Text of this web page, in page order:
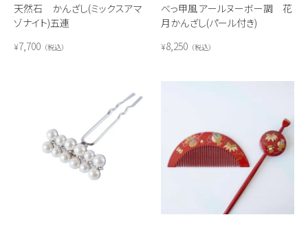
天然石 かんざし(ミックスアマ
ゾナイト)五連
¥7,700 税込
べっ甲風 アールヌーボー調 花
月かんざし(パール付き)
¥8,250 税込